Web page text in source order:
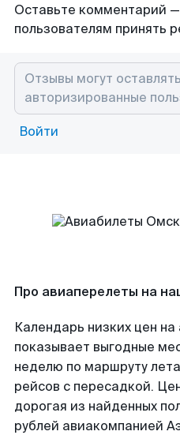
Оставьте комментарий
пользователям принять
Войти
Про авиаперелеты на
Календарь низких цен
показывает выгодные
неделю по маршруту
рейсов с пересадкой.
дорогая из найденных
рублей авиакомпанией